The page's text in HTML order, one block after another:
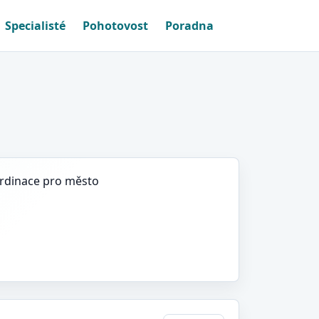
Specialisté Pohotovost Poradna
pro město